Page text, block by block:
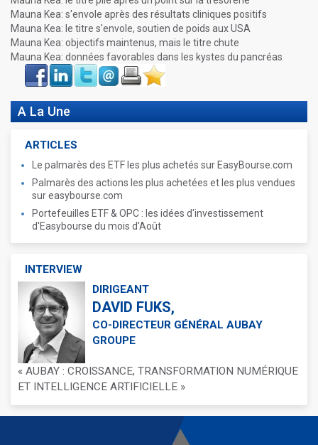
Mauna Kea: s'envole après des résultats cliniques positifs
Mauna Kea: le titre s'envole, soutien de poids aux USA
Mauna Kea: objectifs maintenus, mais le titre chute
Mauna Kea: données favorables dans les kystes du pancréas
Face
book
LinkIn Twitter Envoyer ImprimerFavoris
A La Une
ARTICLES
Le palmarès des ETF les plus achetés sur EasyBourse.com
Palmarès des actions les plus achetées et les plus vendues
sur easybourse.com
Portefeuilles ETF & OPC : les idées d'investissement
d'Easybourse du mois d'Août
INTERVIEW
DIRIGEANT
DAVID FUKS,
CO-DIRECTEUR GÉNÉRAL AUBAY
GROUPE
« AUBAY : CROISSANCE, TRANSFORMATION NUMÉRIQUE
ET INTELLIGENCE ARTIFICIELLE »